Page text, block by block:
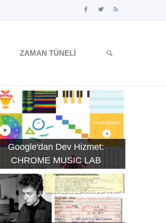
ZAMAN TÜNELI
Google'dan Dev Hizmet:
CHROME MUSIC LAB